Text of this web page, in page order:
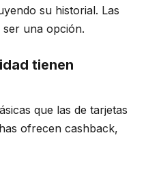
su historial. Las
ser una opción.
tienen
que las de tarjetas
ofrecen cashback,